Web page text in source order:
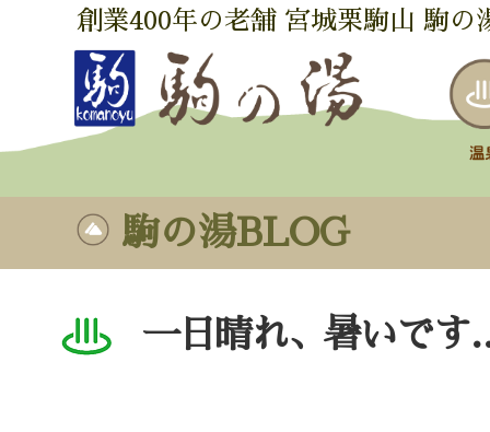
創業400年の老舗 宮城栗駒山 駒の
駒の湯BLOG
一日晴れ、暑いで